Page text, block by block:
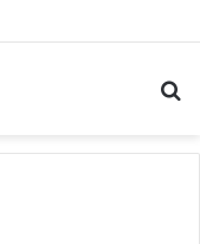
dos séculos